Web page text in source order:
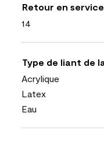
Retour en
14
Type de liant de
Acrylique
Latex
Eau